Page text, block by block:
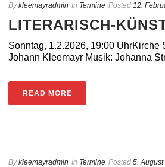
By kleemayradmin In Termine Posted 12.
LITERARISCH-
Sonntag, 1.2.2026, 19:00 UhrKirche
Johann Kleemayr Musik: Johanna
READ MORE
By kleemayradmin In Termine Posted 5.